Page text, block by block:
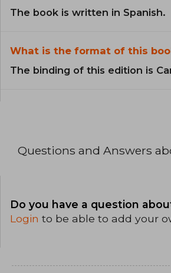
The book is written in Spanish.
What is the format of this
The binding of this edition is
Questions and Answers
Do you have a question
Login to be able to add your